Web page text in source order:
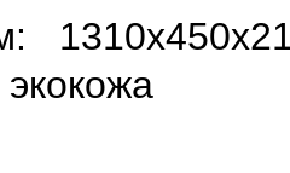
экокожа